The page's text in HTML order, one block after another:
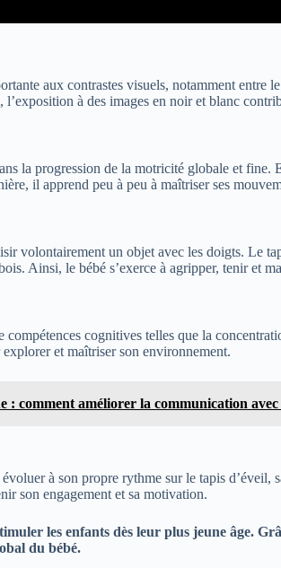
aux contrastes visuels, notamment
à des images en noir et blanc
la progression de la motricité globale et fine.
il apprend peu à peu à maîtriser ses
volontairement un objet avec les doigts. Le
Ainsi, le bébé s’exerce à agripper, tenir et
cognitives telles que la
et maîtriser son environnement.
comment améliorer la communication avec
à son propre rythme sur le tapis
son engagement et sa motivation.
les enfants dès leur plus jeune âge.
du bébé.